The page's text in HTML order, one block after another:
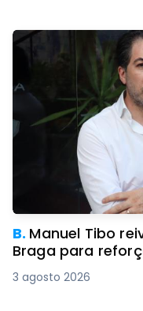
B. Manuel Tibo
Braga para
3 agosto 2026